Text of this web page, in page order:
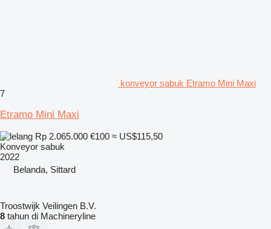
konveyor sabuk Etramo Mini Maxi
7
Etramo Mini Maxi
Rp 2.065.000 €100 ≈ US$115,50
Konveyor sabuk
2022
Belanda, Sittard
Troostwijk Veilingen B.V.
8 tahun di Machineryline